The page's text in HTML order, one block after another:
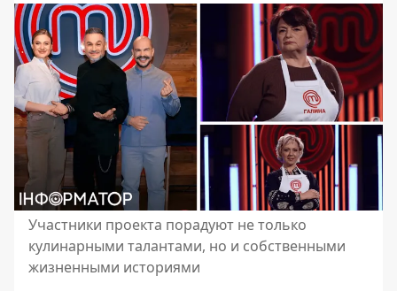
Участники проекта порадуют не только
кулинарными талантами, но и собственными
жизненными историями